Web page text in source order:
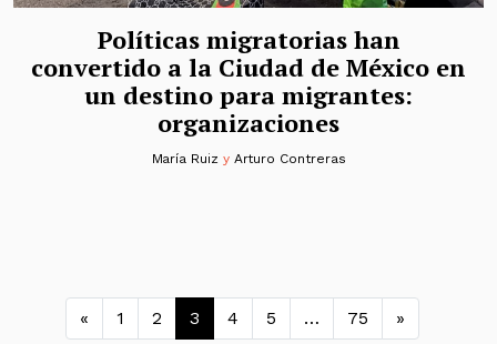
Políticas migratorias han
convertido a la Ciudad de México en
un destino para migrantes:
organizaciones
María Ruiz y Arturo Contreras
Navegación de entradas
« 1 2 3 4 5 … 75 »